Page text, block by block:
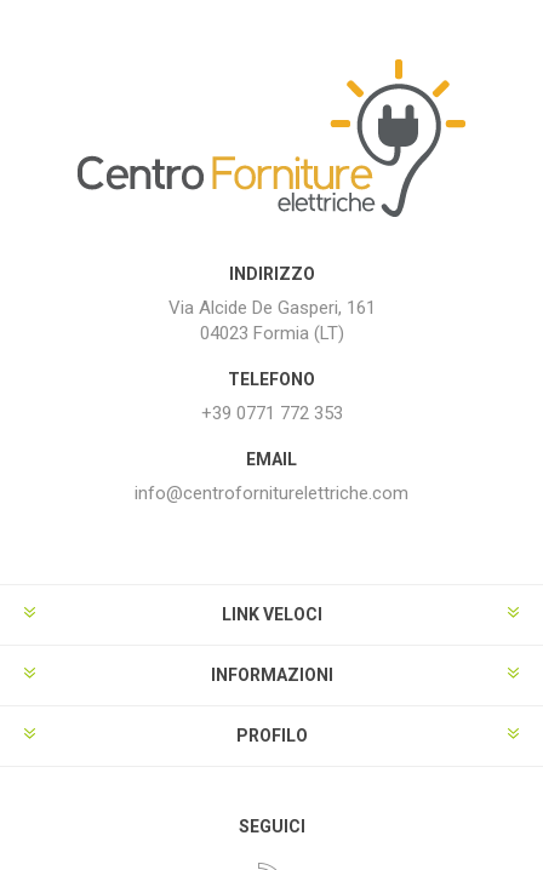
INDIRIZZO
Via Alcide De Gasperi, 161
04023 Formia (LT)
TELEFONO
+39 0771 772 353
EMAIL
info@centroforniturelettriche.com
LINK VELOCI
INFORMAZIONI
PROFILO
SEGUICI